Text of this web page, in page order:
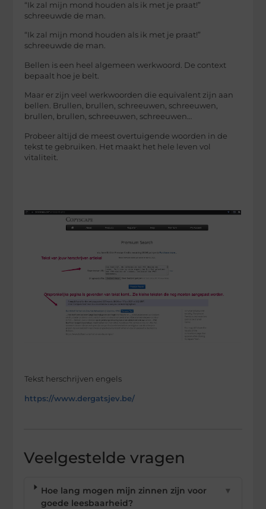
“Ik zal mijn mond houden als ik met je praat!”
schreeuwde de man.
“Ik zal mijn mond houden als ik met je praat!”
schreeuwde de man.
Bellen is een heel algemeen werkwoord. De context
bepaalt hoe je belt.
Maar er zijn veel werkwoorden die equivalent zijn aan
bellen. Brullen, brullen, schreeuwen, schreeuwen,
brullen, brullen, schreeuwen, schreeuwen…
Probeer altijd de meest overtuigende woorden in de
tekst te gebruiken. Het maakt het hele leven vol
vitaliteit.
Tekst herschrijven engels
https://www.dergatsjev.be/
Veelgestelde vragen
Hoe lang mogen mijn zinnen zijn voor
goede leesbaarheid?
▼